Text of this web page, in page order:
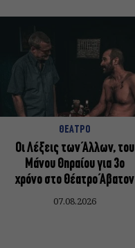
ΘΕΑΤΡΟ
Οι Λέξεις των Άλλων, του
Μάνου Θηραίου για 3ο
χρόνο στο Θέατρο Άβατον
07.08.2026